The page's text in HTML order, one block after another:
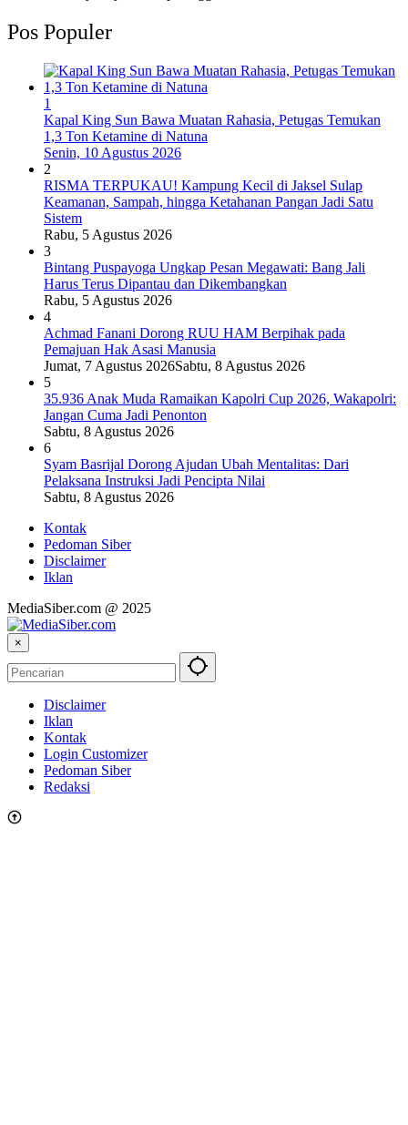
Pos Populer
1
Kapal King Sun Bawa Muatan Rahasia, Petugas Temukan
1,3 Ton Ketamine di Natuna
Senin, 10 Agustus 2026
2
RISMA TERPUKAU! Kampung Kecil di Jaksel Sulap
Keamanan, Sampah, hingga Ketahanan Pangan Jadi Satu
Sistem
Rabu, 5 Agustus 2026
3
Bintang Puspayoga Ungkap Pesan Megawati: Bang Jali
Harus Terus Dipantau dan Dikembangkan
Rabu, 5 Agustus 2026
4
Achmad Fanani Dorong RUU HAM Berpihak pada
Pemajuan Hak Asasi Manusia
Jumat, 7 Agustus 2026Sabtu, 8 Agustus 2026
5
35.936 Anak Muda Ramaikan Kapolri Cup 2026, Wakapolri:
Jangan Cuma Jadi Penonton
Sabtu, 8 Agustus 2026
6
Syam Basrijal Dorong Ajudan Ubah Mentalitas: Dari
Pelaksana Instruksi Jadi Pencipta Nilai
Sabtu, 8 Agustus 2026
Kontak
Pedoman Siber
Disclaimer
Iklan
MediaSiber.com @ 2025
×
Disclaimer
Iklan
Kontak
Login Customizer
Pedoman Siber
Redaksi